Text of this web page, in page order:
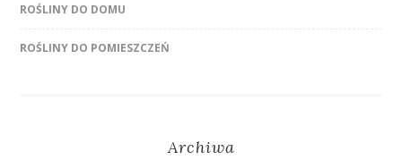
ROŚLINY DO DOMU
ROŚLINY DO POMIESZCZEŃ
Archiwa